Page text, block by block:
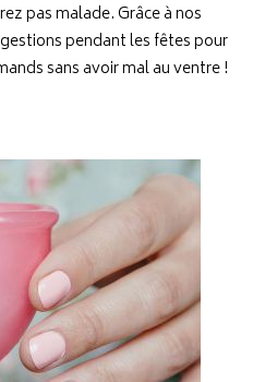
pas malade. Grâce à nos
pendant les fêtes pour
sans avoir mal au ventre !